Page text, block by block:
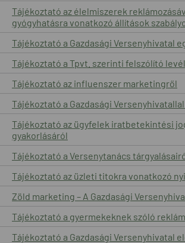
Tájékoztató az élelmiszerek
gyógyhatásra vonatkozó állítások
Tájékoztató a Gazdasági Versenyhivatal
Tájékoztató a Tpvt. szerinti felszólító
Tájékoztató az influenszer marketingről
Tájékoztató a Gazdasági
Tájékoztató az ügyfelek iratbetekintési
gyakorlásáról
Tájékoztató a Versenytanács
Tájékoztató az üzleti titokra vonatkozó
Zöld marketing – A Gazdasági
Tájékoztató a gyermekeknek szóló
Tájékoztató a Gazdasági Versenyhivatal